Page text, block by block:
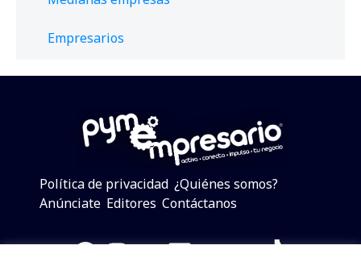
Empresarios
Política de privacidad ¿Quiénes somos?
Anúnciate Editores Contáctanos
Facebook
Instagram
Twitter
LinkedIn
Telegram
YouTube
TikTok